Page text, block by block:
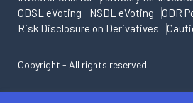
CDSL eVoting
NSDL eVoting
ODR
Risk Disclosure on Derivatives
Copyright - All rights reserved